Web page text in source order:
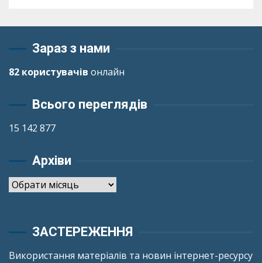
Зараз з нами
82 користувачів онлайн
Всього переглядів
15 142 877
Архіви
Архіви
ЗАСТЕРЕЖЕННЯ
Використання матеріалів та новин інтернет-ресурсу